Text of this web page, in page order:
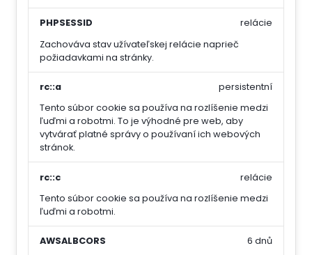
PHPSESSID
Zachováva stav užívateľskej relácie naprieč
požiadavkami na stránky.
relácie
rc::a
Tento súbor cookie sa používa na rozlíšenie medzi
ľuďmi a robotmi. To je výhodné pre web, aby
vytvárať platné správy o používaní ich webových
stránok.
persistentní
rc::c
Tento súbor cookie sa používa na rozlíšenie medzi
ľuďmi a robotmi.
relácie
AWSALBCORS
6 dnů